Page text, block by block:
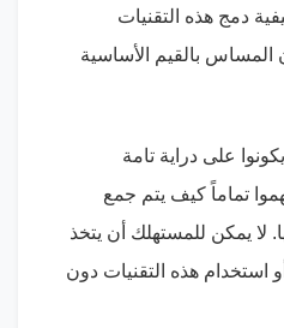
دمج هذه التقنيات
المساس بالقيم الأساسية
على دراية تامة
تماماً كيف يتم جمع
لا يمكن للمستهلك أن يتخذ
استخدام هذه التقنيات دون